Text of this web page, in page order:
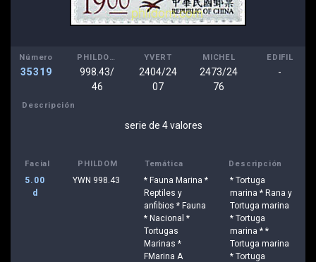
Número
35319
PHILDOM
998.43/
46
YVERT
2404/24
07
MICHEL
2473/24
76
EDIFIL
-
Descripción
serie de 4 valores
Facial PHILDOM Temática Descripción
5.00
d
YWN 998.43
* Fauna Marina *
Reptiles y
anfibios * Fauna
* Nacional *
Tortugas
Marinas *
FMarina A
* Tortuga
marina * Rana y
Tortuga marina
* Tortuga
marina * *
Tortuga marina
* Tortuga